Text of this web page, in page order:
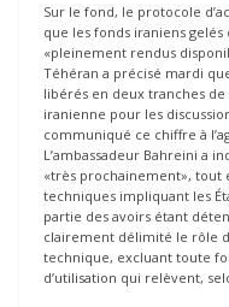
Sur le fond, le protocole
que les fonds iraniens
«pleinement rendus
Téhéran a précisé mardi
libérés en deux tranches
iranienne pour les
communiqué ce chiffre à
L’ambassadeur Bahreini a
«très prochainement», tout
techniques impliquant les
partie des avoirs étant
clairement délimité le rôle
technique, excluant toute
d’utilisation qui relèvent,